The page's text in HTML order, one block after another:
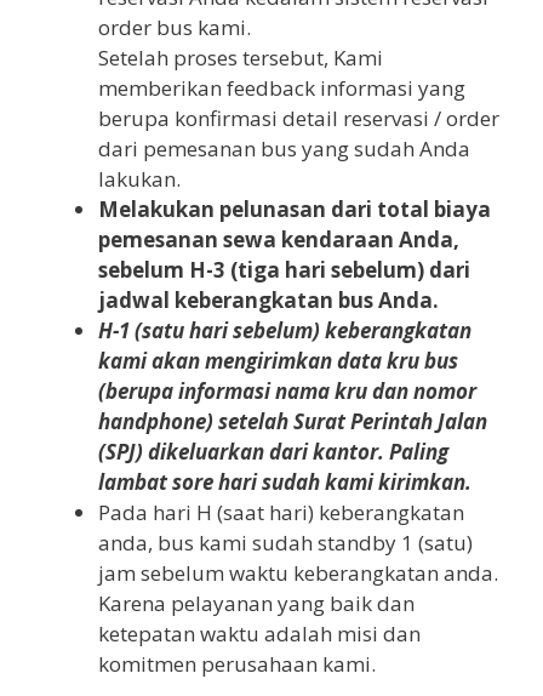
order bus kami.
Setelah proses tersebut, Kami
memberikan feedback informasi yang
berupa konfirmasi detail reservasi / order
dari pemesanan bus yang sudah Anda
lakukan.
Melakukan pelunasan dari total biaya
pemesanan sewa kendaraan Anda,
sebelum H-3 (tiga hari sebelum) dari
jadwal keberangkatan bus Anda.
H-1 (satu hari sebelum) keberangkatan
kami akan mengirimkan data kru bus
(berupa informasi nama kru dan nomor
handphone) setelah Surat Perintah Jalan
(SPJ) dikeluarkan dari kantor. Paling
lambat sore hari sudah kami kirimkan.
Pada hari H (saat hari) keberangkatan
anda, bus kami sudah standby 1 (satu)
jam sebelum waktu keberangkatan anda.
Karena pelayanan yang baik dan
ketepatan waktu adalah misi dan
komitmen perusahaan kami.